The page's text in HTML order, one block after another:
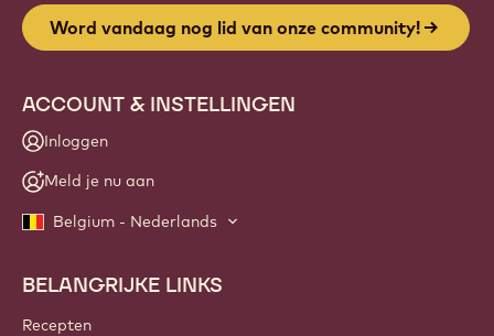
Word vandaag nog lid van onze community!
ACCOUNT & INSTELLINGEN
Inloggen
Meld je nu aan
Belgium - Nederlands
Footer
Callebaut
BELANGRIJKE LINKS
Recepten